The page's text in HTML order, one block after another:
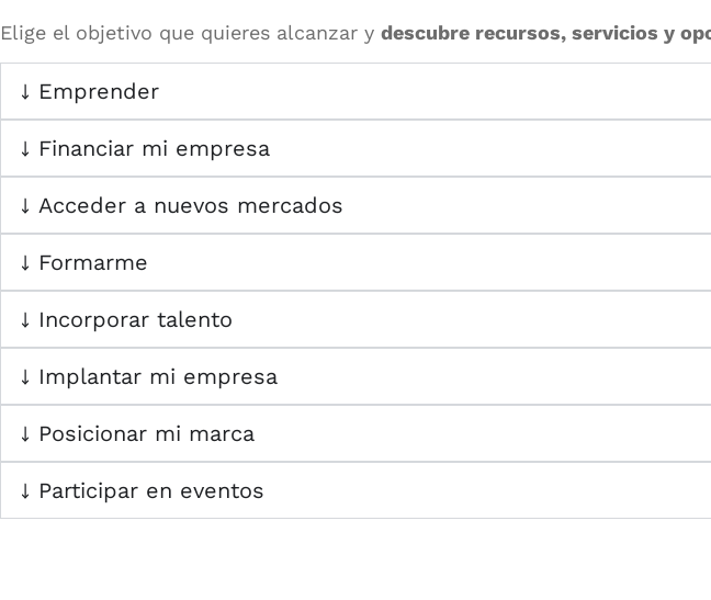
Elige el objetivo que quieres alcanzar y descubre recursos, servicios y
Emprender
Financiar mi empresa
Acceder a nuevos mercados
Formarme
Incorporar talento
Implantar mi empresa
Posicionar mi marca
Participar en eventos